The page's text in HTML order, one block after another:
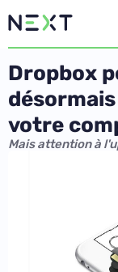
Dropbox
votre
Mais attention à